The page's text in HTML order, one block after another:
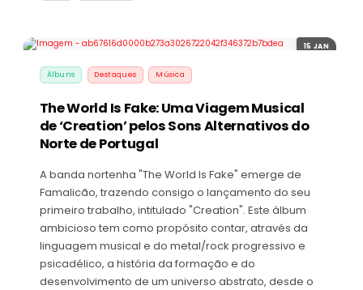
15 JAN
Álbuns Destaques Música
The World Is Fake: Uma Viagem Musical
de ‘Creation’ pelos Sons Alternativos do
Norte de Portugal
A banda nortenha "The World Is Fake" emerge de
Famalicão, trazendo consigo o lançamento do seu
primeiro trabalho, intitulado "Creation". Este álbum
ambicioso tem como propósito contar, através da
linguagem musical e do metal/rock progressivo e
psicadélico, a história da formação e do
desenvolvimento de um universo abstrato, desde o